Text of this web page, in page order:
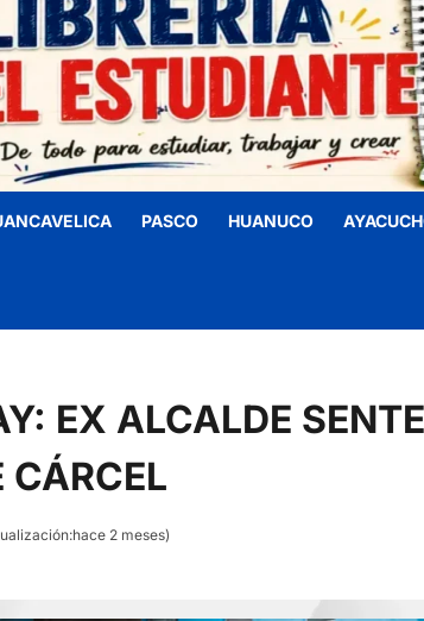
PASCO HUANUCO
EX ALCALDE
CÁRCEL
2 meses)